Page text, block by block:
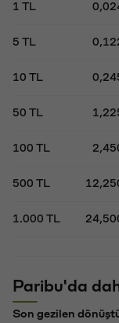
1 TL
5 TL
10 TL
50 TL
100 TL
500 TL
1.000 TL
Paribu'da
Son gezilen